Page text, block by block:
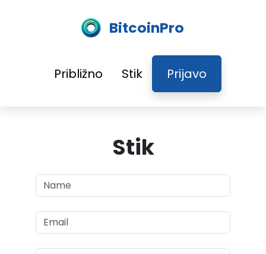
BitcoinPro
Približno Stik Prijavo
Stik